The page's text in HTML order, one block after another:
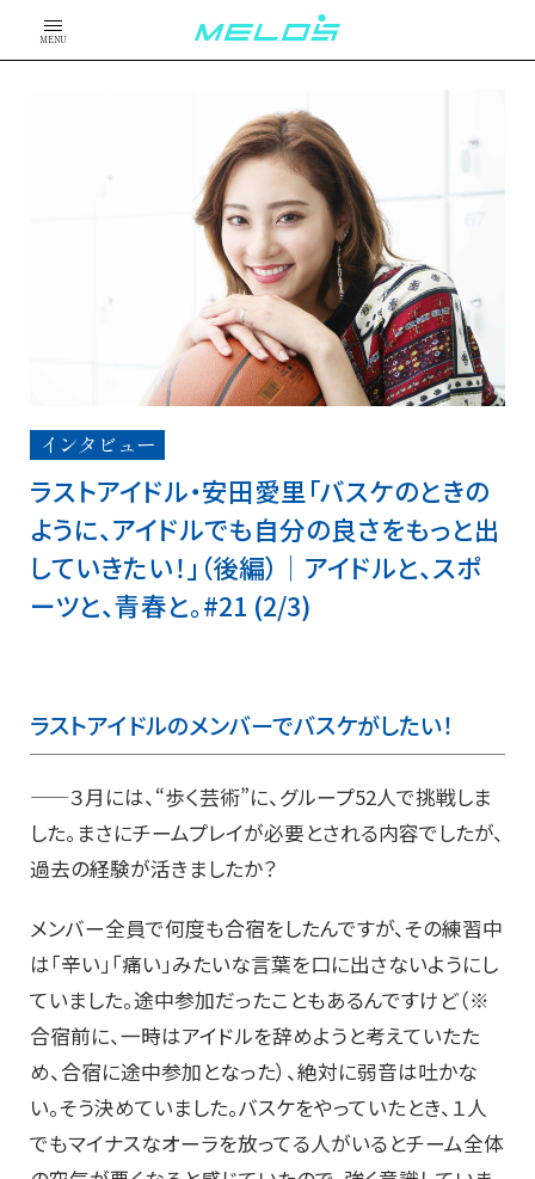
MENU
インタビュー
ラストアイドル・安田愛里「バスケのときの
ように、アイドルでも自分の良さをもっと出
していきたい！」（後編）│アイドルと、スポ
ーツと、青春と。#21 (2/3)
ラストアイドルのメンバーでバスケがしたい！
——３月には、“歩く芸術”に、グループ52人で挑戦しま
した。まさにチームプレイが必要とされる内容でしたが、
過去の経験が活きましたか？
メンバー全員で何度も合宿をしたんですが、その練習中
は「辛い」「痛い」みたいな言葉を口に出さないようにし
ていました。途中参加だったこともあるんですけど（※
合宿前に、一時はアイドルを辞めようと考えていたた
め、合宿に途中参加となった）、絶対に弱音は吐かな
い。そう決めていました。バスケをやっていたとき、１人
でもマイナスなオーラを放ってる人がいるとチーム全体